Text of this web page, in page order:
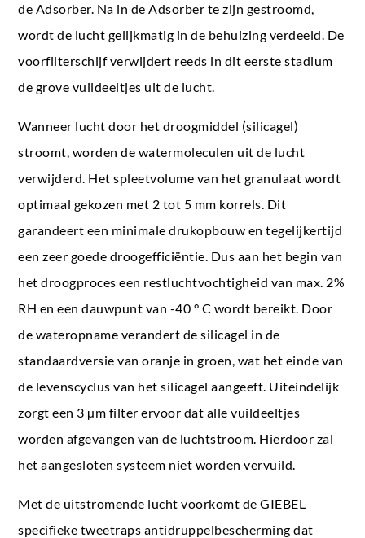
de Adsorber. Na in de Adsorber te zijn gestroomd,
wordt de lucht gelijkmatig in de behuizing verdeeld. De
voorfilterschijf verwijdert reeds in dit eerste stadium
de grove vuildeeltjes uit de lucht.
Wanneer lucht door het droogmiddel (silicagel)
stroomt, worden de watermoleculen uit de lucht
verwijderd. Het spleetvolume van het granulaat wordt
optimaal gekozen met 2 tot 5 mm korrels. Dit
garandeert een minimale drukopbouw en tegelijkertijd
een zeer goede droogefficiëntie. Dus aan het begin van
het droogproces een restluchtvochtigheid van max. 2%
RH en een dauwpunt van -40 ° C wordt bereikt. Door
de wateropname verandert de silicagel in de
standaardversie van oranje in groen, wat het einde van
de levenscyclus van het silicagel aangeeft. Uiteindelijk
zorgt een 3 µm filter ervoor dat alle vuildeeltjes
worden afgevangen van de luchtstroom. Hierdoor zal
het aangesloten systeem niet worden vervuild.
Met de uitstromende lucht voorkomt de GIEBEL
specifieke tweetraps antidruppelbescherming dat